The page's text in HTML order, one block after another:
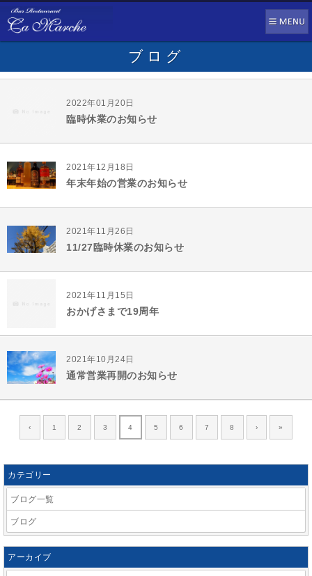
ブログ
2022年01月20日
臨時休業のお知らせ
2021年12月18日
年末年始の営業のお知らせ
2021年11月26日
11/27臨時休業のお知らせ
2021年11月15日
おかげさまで19周年
2021年10月24日
通常営業再開のお知らせ
‹ 1 2 3 4 5 6 7 8 › »
カテゴリー
ブログ一覧
ブログ
アーカイブ